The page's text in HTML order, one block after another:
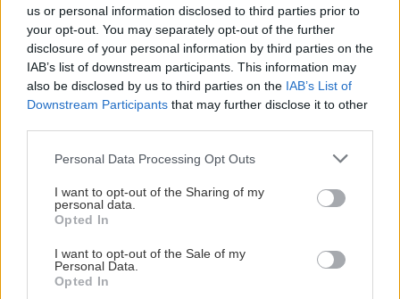
us or personal information disclosed to third parties prior to
your opt-out. You may separately opt-out of the further
disclosure of your personal information by third parties on the
IAB’s list of downstream participants. This information may
also be disclosed by us to third parties on the IAB’s List of
Downstream Participants that may further disclose it to other
Please note that this website/app uses one or more Google
not limited to your visit or usage behaviour. You may click to
grant or deny consent to Google and its third-party tags to
use your data for below specified purposes in below Google
consent section.
Personal Data Processing Opt Outs
I want to opt-out of the Sharing of my
personal data.
Opted In
I want to opt-out of the Sale of my
Personal Data.
Opted In
ΠΕΡΙΠΟΙΗΣΗ
Mani Pedi: Οι τάσεις του
Ο απόλυτος οδηγός
Αναζήτηση
για...